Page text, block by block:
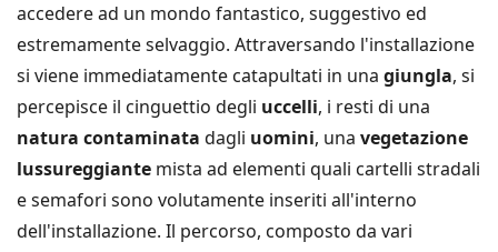
accedere ad un mondo fantastico, suggestivo ed
estremamente selvaggio. Attraversando l'installazione
si viene immediatamente catapultati in una giungla, si
percepisce il cinguettio degli uccelli, i resti di una
natura contaminata dagli uomini, una vegetazione
lussureggiante mista ad elementi quali cartelli stradali
e semafori sono volutamente inseriti all'interno
dell'installazione. Il percorso, composto da vari